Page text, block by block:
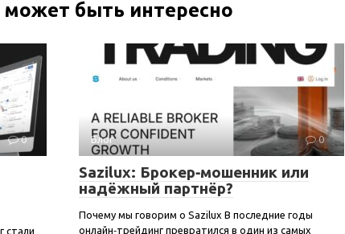
быть интересно
0
стали
Блог 0
Sazilux: Брокер‑мошенник или
надёжный партнёр?
Почему мы говорим о Sazilux В последние годы
онлайн‑трейдинг превратился в один из самых